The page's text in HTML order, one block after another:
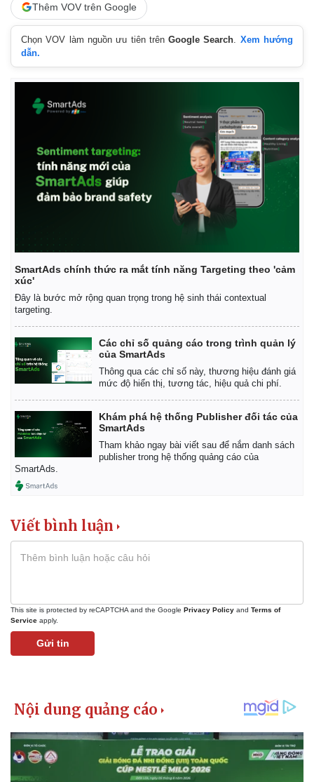
Bóng đá
Lịch thi đấu bóng đá
Thế giới thể thao
Ô tô
Xe máy
Tư vấn
Thêm VOV trên Google
Chọn VOV làm nguồn ưu tiên trênGoogle Search
Xem hướng
dẫn.
SmartAds chính thức ra mắt tính năng Targeting theo 'cảm
xúc'
Đây là bước mở rộng quan trọng trong hệ sinh thái contextual
targeting.
Các chỉ số quảng cáo trong trình quản lý
của SmartAds
Thông qua các chỉ số này, thương hiệu đánh giá
mức độ hiển thị, tương tác, hiệu quả chi phí.
Khám phá hệ thống Publisher đối tác của
SmartAds
Tham khảo ngay bài viết sau để nắm danh sách
publisher trong hệ thống quảng cáo của
SmartAds.
Viết bình luận
This site is protected by reCAPTCHA and the Google Privacy Policy and Terms of
Service apply.
Gửi tin